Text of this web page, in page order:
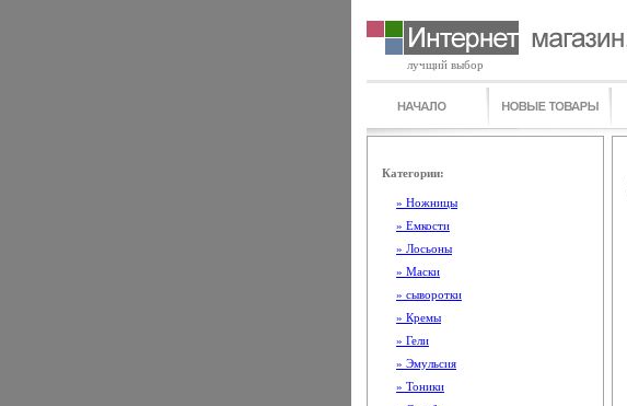
лучщий выбор
Категории:
» Ножницы
» Емкости
» Лосьоны
» Маски
» сыворотки
» Кремы
» Гели
» Эмульсия
» Тоники